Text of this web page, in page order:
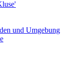
und Umgebung